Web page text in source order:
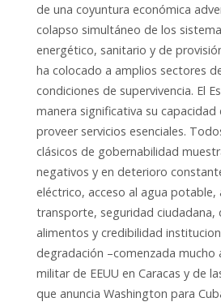
de una coyuntura económica
colapso simultáneo de los
energético, sanitario y de
ha colocado a amplios sectores
condiciones de supervivencia. El
manera significativa su
proveer servicios esenciales.
clásicos de gobernabilidad
negativos y en deterioro
eléctrico, acceso al agua potable,
transporte, seguridad ciudadana,
alimentos y credibilidad
degradación –comenzada mucho
militar de EEUU en Caracas y de
que anuncia Washington para